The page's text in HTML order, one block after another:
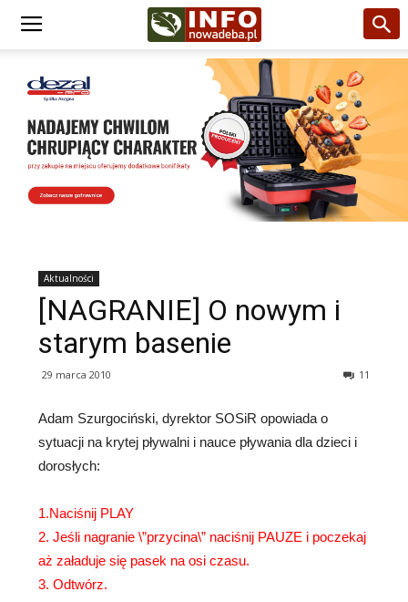
Aktualności
[NAGRANIE] O nowym i
starym basenie
29 marca 2010 11
Adam Szurgociński, dyrektor SOSiR opowiada o
sytuacji na krytej pływalni i nauce pływania dla dzieci i
dorosłych:
1.Naciśnij PLAY
2. Jeśli nagranie \”przycina\” naciśnij PAUZE i poczekaj
aż załaduje się pasek na osi czasu.
3. Odtwórz.